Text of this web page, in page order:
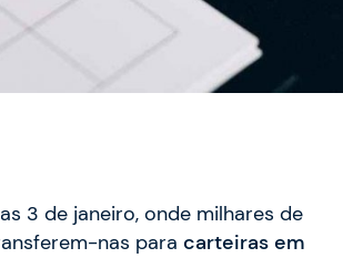
3 de janeiro, onde milhares de
nas para carteiras em